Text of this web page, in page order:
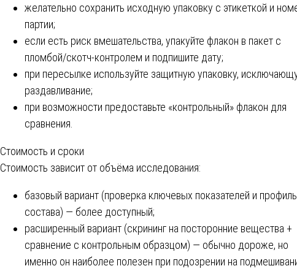
желательно сохранить исходную упаковку с этикеткой и
партии;
если есть риск вмешательства, упакуйте флакон в пакет с
пломбой/скотч-контролем и подпишите дату;
при пересылке используйте защитную упаковку,
раздавливание;
при возможности предоставьте «контрольный» флакон для
сравнения.
Стоимость и сроки
Стоимость зависит от объёма исследования:
базовый вариант (проверка ключевых показателей и профиль
состава) — более доступный;
расширенный вариант (скрининг на посторонние вещества +
сравнение с контрольным образцом) — обычно дороже, но
именно он наиболее полезен при подозрении на